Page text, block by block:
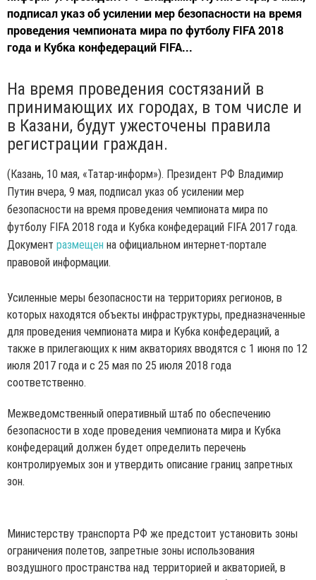
подписал указ об усилении мер безопасности на время
проведения чемпионата мира по футболу FIFA 2018
года и Кубка конфедераций FIFA...
На время проведения состязаний в
принимающих их городах, в том числе и
в Казани, будут ужесточены правила
регистрации граждан.
(Казань, 10 мая, «Татар-информ»). Президент РФ Владимир
Путин вчера, 9 мая, подписал указ об усилении мер
безопасности на время проведения чемпионата мира по
футболу FIFA 2018 года и Кубка конфедераций FIFA 2017 года.
Документ размещен на официальном интернет-портале
правовой информации.
Усиленные меры безопасности на территориях регионов, в
которых находятся объекты инфраструктуры, предназначенные
для проведения чемпионата мира и Кубка конфедераций, а
также в прилегающих к ним акваториях вводятся с 1 июня по 12
июля 2017 года и с 25 мая по 25 июля 2018 года
соответственно.
Межведомственный оперативный штаб по обеспечению
безопасности в ходе проведения чемпионата мира и Кубка
конфедераций должен будет определить перечень
контролируемых зон и утвердить описание границ запретных
зон.
Министерству транспорта РФ же предстоит установить зоны
ограничения полетов, запретные зоны использования
воздушного пространства над территорией и акваторией, в